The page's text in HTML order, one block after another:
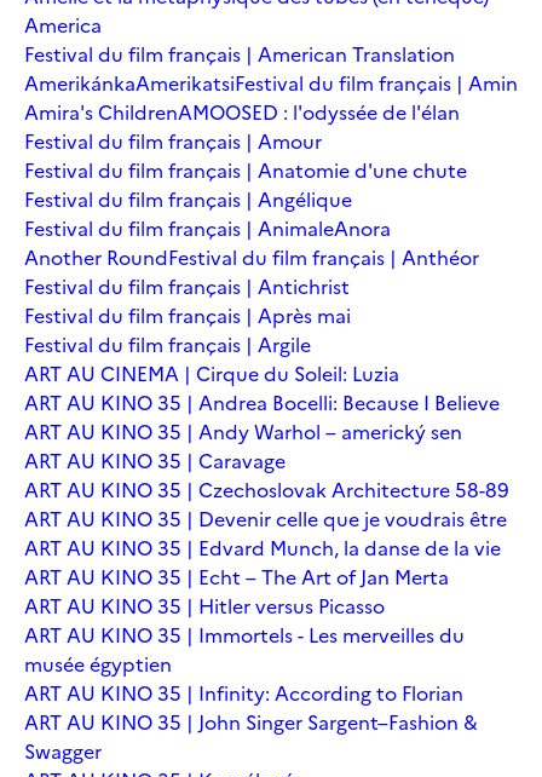
America
Festival du film français | American Translation
AmerikánkaAmerikatsiFestival du film français | Amin
Amira's ChildrenAMOOSED : l'odyssée de l'élan
Festival du film français | Amour
Festival du film français | Anatomie d'une chute
Festival du film français | Angélique
Festival du film français | AnimaleAnora
Another RoundFestival du film français | Anthéor
Festival du film français | Antichrist
Festival du film français | Après mai
Festival du film français | Argile
ART AU CINEMA | Cirque du Soleil: Luzia
ART AU KINO 35 | Andrea Bocelli: Because I Believe
ART AU KINO 35 | Andy Warhol – americký sen
ART AU KINO 35 | Caravage
ART AU KINO 35 | Czechoslovak Architecture 58-89
ART AU KINO 35 | Devenir celle que je voudrais être
ART AU KINO 35 | Edvard Munch, la danse de la vie
ART AU KINO 35 | Echt – The Art of Jan Merta
ART AU KINO 35 | Hitler versus Picasso
ART AU KINO 35 | Immortels - Les merveilles du
musée égyptien
ART AU KINO 35 | Infinity: According to Florian
ART AU KINO 35 | John Singer Sargent–Fashion &
Swagger